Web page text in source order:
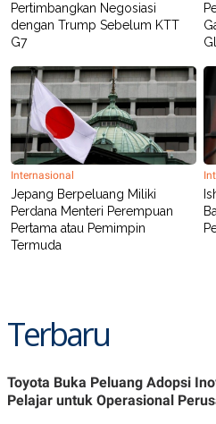
Pertimbangkan Negosiasi
dengan Trump Sebelum KTT
G7
Internasional
Jepang Berpeluang Miliki
Perdana Menteri Perempuan
Pertama atau Pemimpin
Termuda
Terbaru
Toyota Buka Peluang Adopsi
Pelajar untuk Operasional